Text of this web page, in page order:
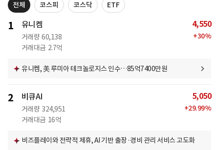
전체 코스피 코스닥 ETF
1 유니켐
거래량 60,138
거래대금 2.7억
4,550
+30%
유니켐, 美 루미아 테크놀로지스 인수…85억7400만원
2 비큐AI
거래량 324,951
거래대금 16억
5,050
+29.99%
비즈플레이와 전략적 제휴, AI 기반 출장·경비 관리 서비스 고도화